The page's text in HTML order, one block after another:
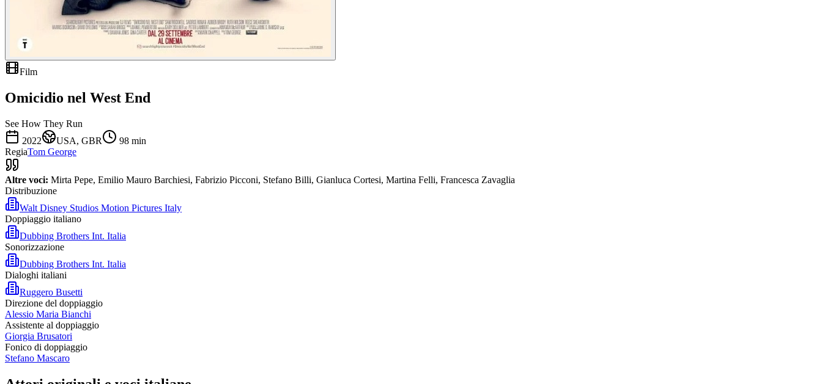
Film
Omicidio nel West End
See How They Run
2022
USA, GBR 98 min
RegiaTom George
Altre voci: Mirta Pepe, Emilio Mauro Barchiesi, Fabrizio Picconi, Stefano Billi, Gianluca Cortesi, Martina Felli, Francesca Zavaglia
Distribuzione
Walt Disney Studios Motion Pictures Italy
Doppiaggio italiano
Dubbing Brothers Int. Italia
Sonorizzazione
Dubbing Brothers Int. Italia
Dialoghi italiani
Ruggero Busetti
Direzione del doppiaggio
Alessio Maria Bianchi
Assistente al doppiaggio
Giorgia Brusatori
Fonico di doppiaggio
Stefano Mascaro